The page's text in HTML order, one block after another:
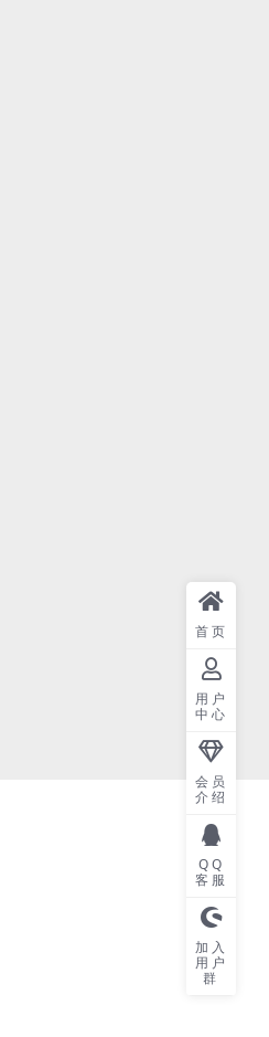
首页
用户
中心
会员
介绍
QQ
客服
加入
用户
群